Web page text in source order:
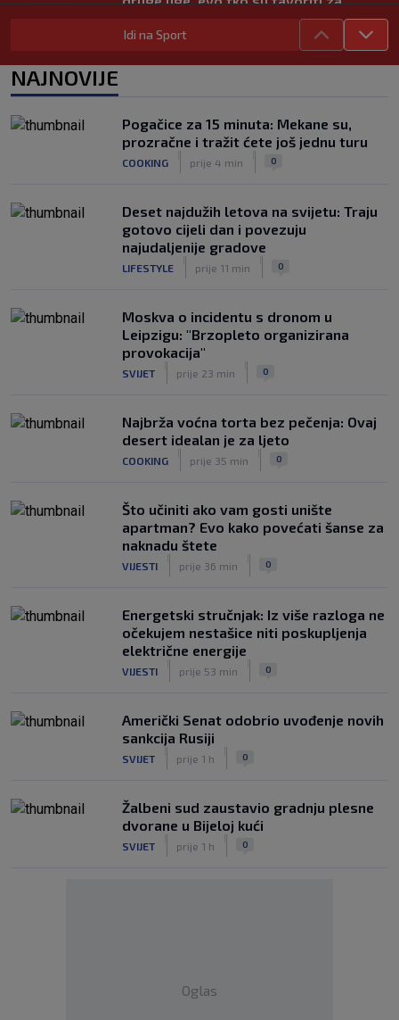
SK
|
prije 5 h
Trener Istre uoči Poljuda: Prvenstvo je
SK
|
prije 5 h
Fruk je zbog ozljede napustio igru na
poluvremenu, u Rijeci su s pravom
SK prije 6 h
Idi na Sport
NAJNOVIJE
Pogačice za 15 minuta: Mekane su,
prozračne i tražit ćete još jednu turu
COOKING prije 4 min 0
Deset najdužih letova na svijetu: Traju
gotovo cijeli dan i povezuju
najudaljenije gradove
LIFESTYLE prije 11 min 0
Moskva o incidentu s dronom u
Leipzigu: "Brzopleto organizirana
provokacija"
SVIJET prije 23 min 0
Najbrža voćna torta bez pečenja: Ovaj
desert idealan je za ljeto
COOKING prije 35 min 0
Što učiniti ako vam gosti unište
apartman? Evo kako povećati šanse za
naknadu štete
VIJESTI prije 36 min 0
Energetski stručnjak: Iz više razloga ne
očekujem nestašice niti poskupljenja
električne energije
VIJESTI prije 53 min 0
Američki Senat odobrio uvođenje novih
sankcija Rusiji
SVIJET prije 1 h 0
Žalbeni sud zaustavio gradnju plesne
dvorane u Bijeloj kući
SVIJET prije 1 h 0
Oglas